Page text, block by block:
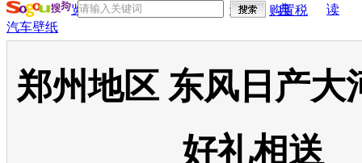
览器
赏
询
典
读
购置税
汽车壁纸
郑州地区 东风日产大
好礼相送